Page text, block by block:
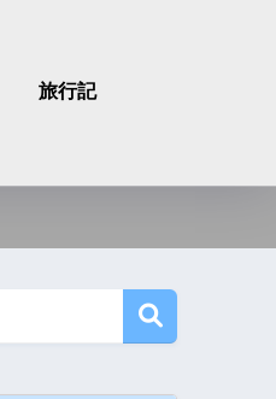
旅行記